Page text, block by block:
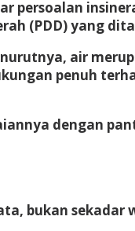
persoalan
(PDD) yang
air
penuh
dengan
bukan sekadar